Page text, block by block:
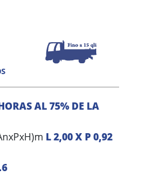
AL 75% DE LA
L 2,00 X P 0,92